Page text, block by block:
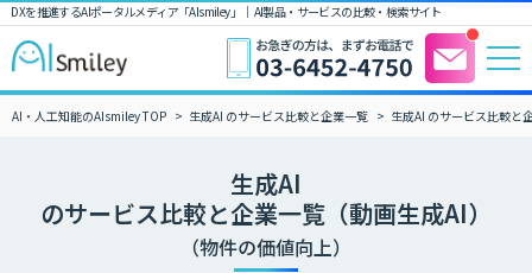
DXを推進するAIポータルメディア「AIsmiley」｜ AI製品・サービスの比較・検索サイト
AI・人工知能のAIsmiley TOP 生成AI のサービス比較と企業一覧 生成AI のサービス比較と
生成AI
のサービス比較と企業一覧（動画生成AI）
（物件の価値向上）